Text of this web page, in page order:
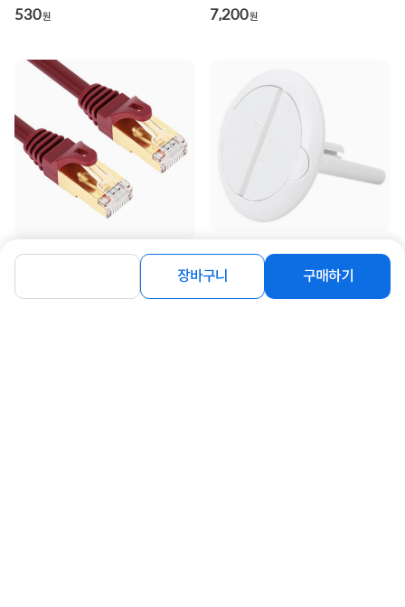
장바구니 구매하기
연선] [그레이/0.3m...
530원
용] [NM-PL11 ]...
7,200원
[강원전자] CAT.7 S-STP 랜케이블,
연선] [와인/0.3m]
3,400원
센트 안전 커버(B형/5개)